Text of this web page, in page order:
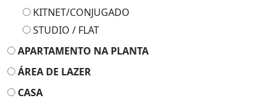
KITNET/CONJUGADO
STUDIO / FLAT
APARTAMENTO NA PLANTA
ÁREA DE LAZER
CASA